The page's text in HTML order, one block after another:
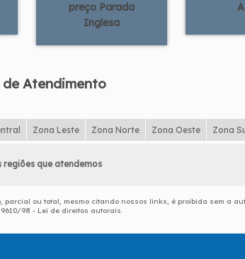
preço Parada
Inglesa
de Atendimento
Zona Leste Zona Norte Zona Oeste Zona
regiões que atendemos
parcial ou total, mesmo citando nossos links, é proibida sem a
9610/98 - Lei de direitos autorais.